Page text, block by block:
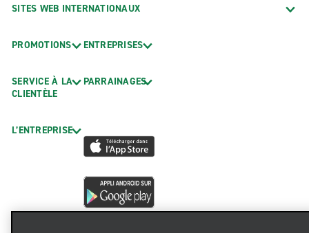
SITES WEB INTERNATIONAUX
PROMOTIONS
SERVICE À LA
CLIENTÈLE
L’ENTREPRISE
ENTREPRISES
PARRAINAGES